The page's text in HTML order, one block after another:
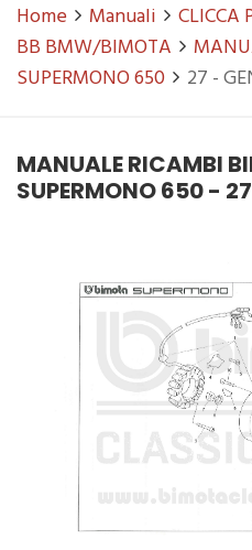
Home Manuali
CLICCA
BB BMW/BIMOTA
SUPERMONO 650
27 -
MANUALE RICAMBI
SUPERMONO 650 -